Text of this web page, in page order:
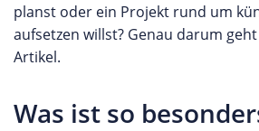
planst oder ein Projekt rund um
aufsetzen willst? Genau darum
Artikel.
Was ist so